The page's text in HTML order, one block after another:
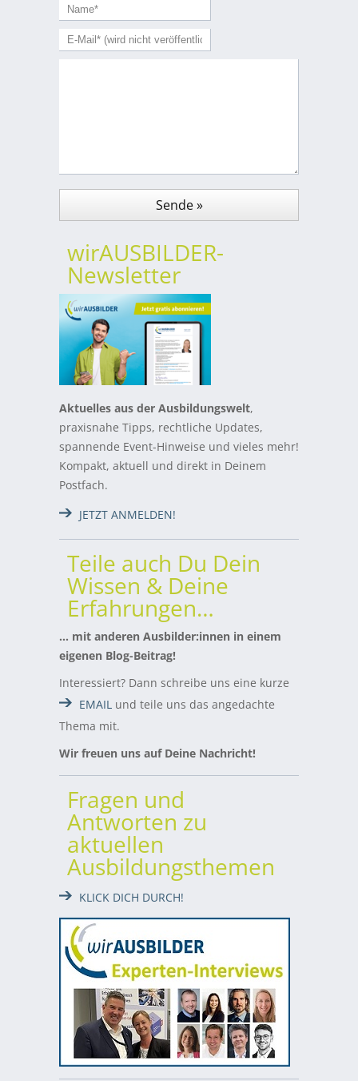
wirAUSBILDER-
Newsletter
Aktuelles aus der Ausbildungswelt,
praxisnahe Tipps, rechtliche Updates,
spannende Event-Hinweise und vieles mehr!
Kompakt, aktuell und direkt in Deinem
Postfach.
JETZT ANMELDEN!
Teile auch Du Dein
Wissen & Deine
Erfahrungen…
… mit anderen Ausbilder:innen in einem
eigenen Blog-Beitrag!
Interessiert? Dann schreibe uns eine kurze
EMAIL und teile uns das angedachte
Thema mit.
Wir freuen uns auf Deine Nachricht!
Fragen und
Antworten zu
aktuellen
Ausbildungsthemen
KLICK DICH DURCH!